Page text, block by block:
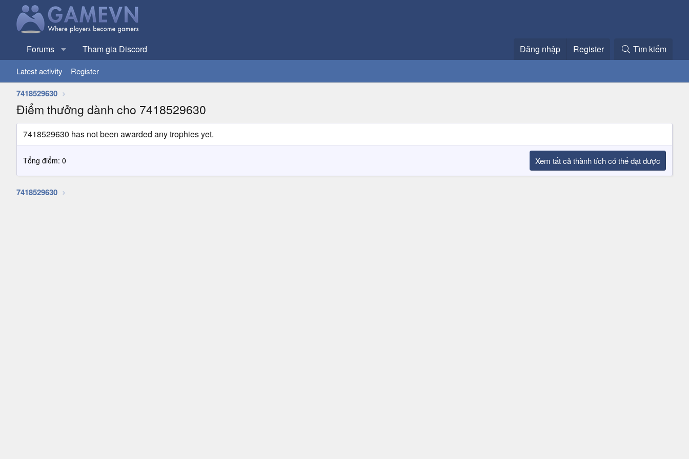
Forums Tham gia Discord Đăng nhập Register Tìm kiếm
Latest activity Register
7418529630
Điểm thưởng dành cho 7418529630
7418529630 has not been awarded any trophies yet.
Tổng điểm: 0 Xem tất cả thành tích có thể đạt được
7418529630